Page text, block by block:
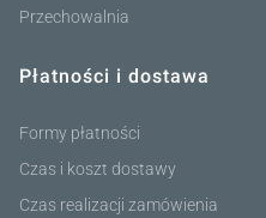
Przechowalnia
Płatności i dostawa
Formy płatności
Czas i koszt dostawy
Czas realizacji zamówienia